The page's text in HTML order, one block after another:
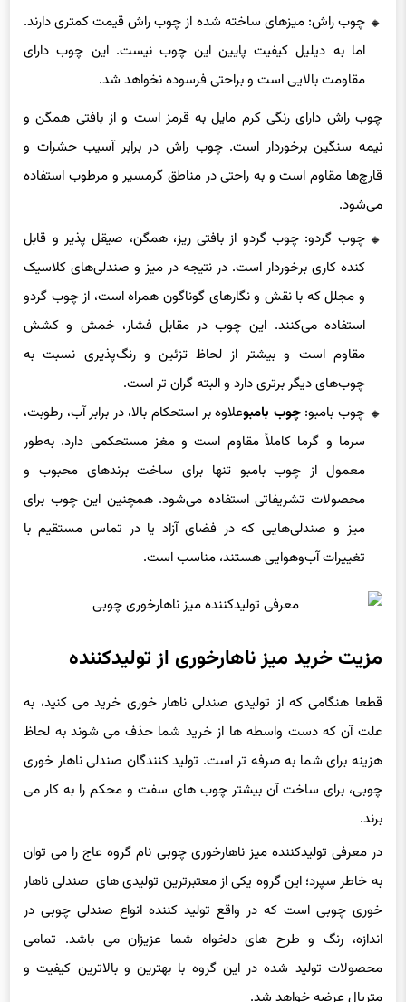
چوب راش: میزهای ساخته شده از چوب راش قیمت کمتری دارند.
اما به دیلیل کیفیت پایین این چوب نیست. این چوب دارای
مقاومت بالایی است و براحتی فرسوده نخواهد شد.
چوب راش دارای رنگی کرم مایل به قرمز است و از بافتی همگن و
نیمه سنگین برخوردار است. چوب راش در برابر آسیب حشرات و
قارچ‌ها مقاوم است و به‌ راحتی در مناطق گرمسیر و مرطوب استفاده
می‌شود.
چوب گردو: چوب گردو از بافتی ریز، همگن، صیقل پذیر و قابل
کنده‌ کاری برخوردار است. در نتیجه در میز و صندلی‌های کلاسیک
و مجلل که با نقش و نگارهای گوناگون همراه است، از چوب گردو
استفاده می‌کنند. این چوب در مقابل فشار، خمش و کشش
مقاوم است و بیشتر از لحاظ تزئین و رنگ‌پذیری نسبت به
چوب‌های دیگر برتری دارد و البته گران تر است.
چوب بامبو:چوب بامبوعلاوه بر استحکام بالا، در برابر آب، رطوبت،
سرما و گرما کاملاً مقاوم است و مغز مستحکمی دارد. به‌طور
معمول از چوب بامبو تنها برای ساخت برندهای محبوب و
محصولات تشریفاتی استفاده می‌شود. همچنین این چوب برای
میز و صندلی‌هایی که در فضای آزاد یا در تماس مستقیم با
تغییرات آب‌وهوایی هستند، مناسب است.
مزیت خرید میز ناهارخوری از تولیدکننده
قطعا هنگامی که از تولیدی صندلی ناهار خوری خرید می کنید، به
علت آن که دست واسطه ها از خرید شما حذف می شوند به لحاظ
هزینه برای شما به صرفه تر است. تولید کنندگان صندلی ناهار خوری
چوبی، برای ساخت آن بیشتر چوب های سفت و محکم را به کار می
برند.
در معرفی تولیدکننده میز ناهارخوری چوبی نام گروه عاج را می توان
به خاطر سپرد؛ این گروه یکی از معتبرترین تولیدی های صندلی ناهار
خوری چوبی است که در واقع تولید کننده انواع صندلی چوبی در
اندازه، رنگ و طرح های دلخواه شما عزیزان می باشد. تمامی
محصولات تولید شده در این گروه با بهترین و بالاترین کیفیت و
متریال عرضه خواهد شد.